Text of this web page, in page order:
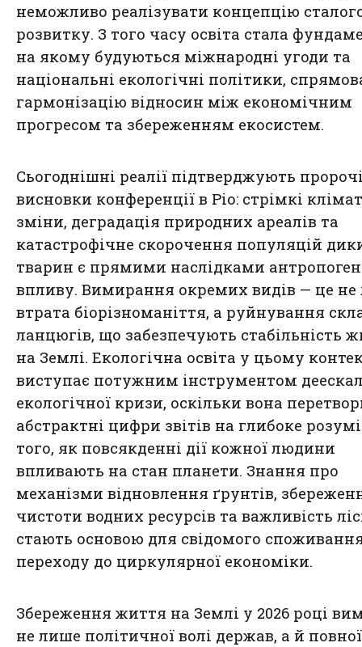
неможливо реалізувати концепцію
розвитку. З того часу освіта стала
на якому будуються міжнародні угоди та
національні екологічні політики,
гармонізацію відносин між економічним
прогресом та збереженням екосистем.
Сьогоднішні реалії підтверджують
висновки конференції в Ріо: стрімкі
зміни, деградація природних ареалів та
катастрофічне скорочення популяцій
тварин є прямими наслідками
впливу. Вимирання окремих видів — це
втрата біорізноманіття, а руйнування
ланцюгів, що забезпечують стабільність
на Землі. Екологічна освіта у цьому
виступає потужним інструментом
екологічної кризи, оскільки вона
абстрактні цифри звітів на глибоке
того, як повсякденні дії кожної людини
впливають на стан планети. Знання про
механізми відновлення ґрунтів,
чистоти водних ресурсів та важливість
стають основою для свідомого
переходу до циркулярної економіки.
Збереження життя на Землі у 2026 році
не лише політичної волі держав, а й повної